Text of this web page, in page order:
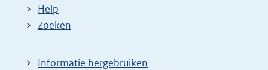
Help
Zoeken
Informatie hergebruiken